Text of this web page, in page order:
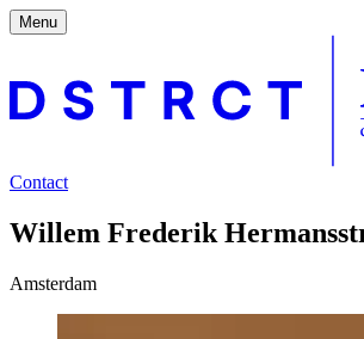
Menu
Contact
Willem Frederik
Amsterdam